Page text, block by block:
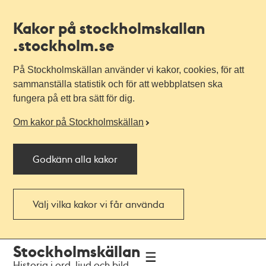
Kakor på stockholmskallan
.stockholm.se
På Stockholmskällan använder vi kakor, cookies, för att
sammanställa statistik och för att webbplatsen ska
fungera på ett bra sätt för dig.
Om kakor på Stockholmskällan
Godkänn alla kakor
Välj vilka kakor vi får använda
navigationen
huvudinnehållet
Stockholmskällan